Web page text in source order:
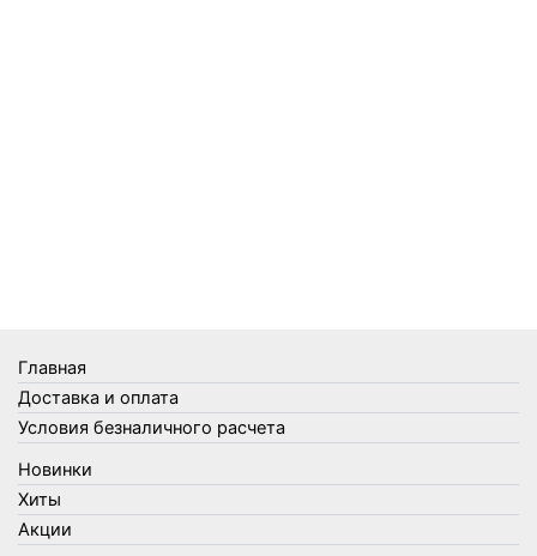
Товары для кухни
Товары для сада и огорода
Товары для туризма и отдыха
Упаковка
Утеплители и прочее
Фонари, лампы и удлинители
Главная
Доставка и оплата
Условия безналичного расчета
Новинки
Хиты
Акции